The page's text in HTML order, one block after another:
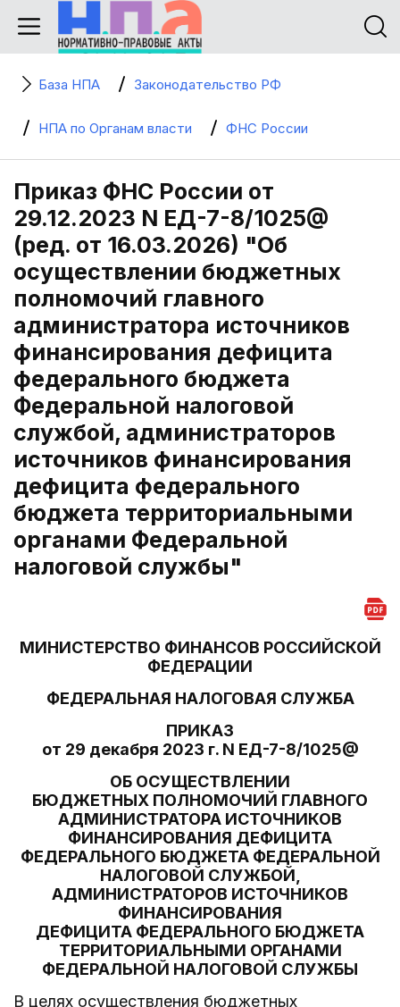
База НПА Законодательство РФ
НПА по Органам власти ФНС России
Приказ ФНС России от
29.12.2023 N ЕД-7-8/1025@
(ред. от 16.03.2026) "Об
осуществлении бюджетных
полномочий главного
администратора источников
финансирования дефицита
федерального бюджета
Федеральной налоговой
службой, администраторов
источников финансирования
дефицита федерального
бюджета территориальными
органами Федеральной
налоговой службы"
МИНИСТЕРСТВО ФИНАНСОВ РОССИЙСКОЙ
ФЕДЕРАЦИИ
ФЕДЕРАЛЬНАЯ НАЛОГОВАЯ СЛУЖБА
ПРИКАЗ
от 29 декабря 2023 г. N ЕД-7-8/1025@
ОБ ОСУЩЕСТВЛЕНИИ
БЮДЖЕТНЫХ ПОЛНОМОЧИЙ ГЛАВНОГО
АДМИНИСТРАТОРА ИСТОЧНИКОВ
ФИНАНСИРОВАНИЯ ДЕФИЦИТА
ФЕДЕРАЛЬНОГО БЮДЖЕТА ФЕДЕРАЛЬНОЙ
НАЛОГОВОЙ СЛУЖБОЙ,
АДМИНИСТРАТОРОВ ИСТОЧНИКОВ
ФИНАНСИРОВАНИЯ
ДЕФИЦИТА ФЕДЕРАЛЬНОГО БЮДЖЕТА
ТЕРРИТОРИАЛЬНЫМИ ОРГАНАМИ
ФЕДЕРАЛЬНОЙ НАЛОГОВОЙ СЛУЖБЫ
В целях осуществления бюджетных